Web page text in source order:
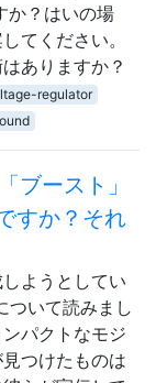
か？はいの場
てください。
ありますか？
regulator
ブースト」
すか？それ
ようとしてい
ついて読みまし
パクトなモジ
つけたものは